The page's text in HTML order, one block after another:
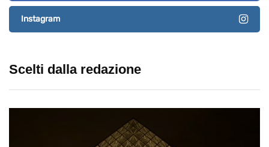
Instagram
Scelti dalla redazione